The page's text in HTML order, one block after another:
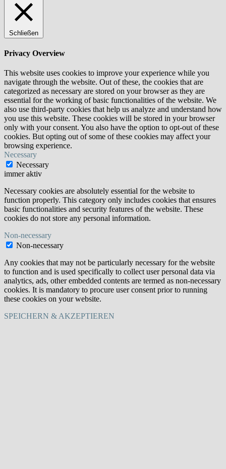
Schließen
Privacy Overview
This website uses cookies to improve your experience while you
navigate through the website. Out of these, the cookies that are
categorized as necessary are stored on your browser as they are
essential for the working of basic functionalities of the website. We
also use third-party cookies that help us analyze and understand how
you use this website. These cookies will be stored in your browser
only with your consent. You also have the option to opt-out of these
cookies. But opting out of some of these cookies may affect your
browsing experience.
Necessary
Necessary
immer aktiv
Necessary cookies are absolutely essential for the website to
function properly. This category only includes cookies that ensures
basic functionalities and security features of the website. These
cookies do not store any personal information.
Non-necessary
Non-necessary
Any cookies that may not be particularly necessary for the website
to function and is used specifically to collect user personal data via
analytics, ads, other embedded contents are termed as non-necessary
cookies. It is mandatory to procure user consent prior to running
these cookies on your website.
SPEICHERN & AKZEPTIEREN